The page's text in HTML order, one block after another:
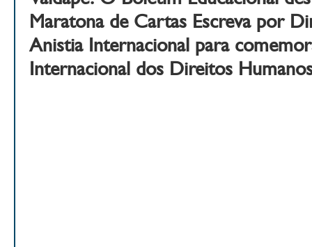
Maratona de Cartas Escreva por
Anistia Internacional para
Internacional dos Direitos